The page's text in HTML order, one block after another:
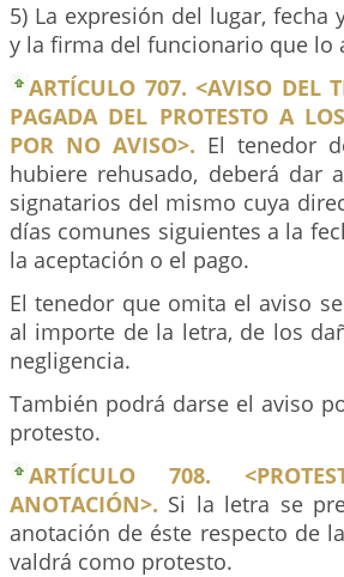
5) La expresión del lugar,
y la firma del funcionario que lo
ARTÍCULO 707. <AVISO DEL
PAGADA DEL PROTESTO A
POR NO AVISO>. El tenedor
hubiere rehusado, deberá dar
signatarios del mismo cuya
días comunes siguientes a la
la aceptación o el pago.
El tenedor que omita el aviso
al importe de la letra, de los
negligencia.
También podrá darse el aviso
protesto.
ARTÍCULO 708.
ANOTACIÓN>. Si la letra se
anotación de éste respecto de
valdrá como protesto.